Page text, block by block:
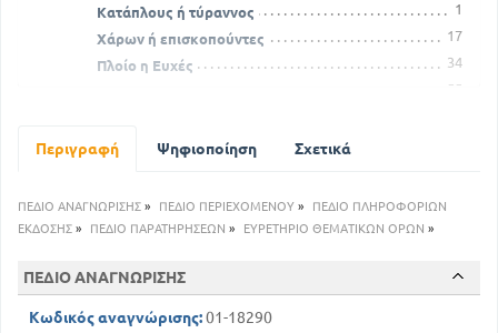
Κατάπλους ή τύραννος
1
Χάρων ή επισκοπούντες
17
Πλοίο η Ευχές
34
55
Εκ των Πλάτωνος διαλόγων
Απολογία Σωκράτους, ηθικός
Κρίτων ή περί δόξης αληθούς και δικαίου, ηθικός
Μενέξενος ή επιτάφιος
166
Εκ των του Πλουτάρχου Χαιρωνέως
Περιγραφή Ψηφιοποίηση Σχετικά
ΠΕΔΙΟ ΑΝΑΓΝΩΡΙΣΗΣ » ΠΕΔΙΟ ΠΕΡΙΕΧΟΜΕΝΟΥ »
ΠΕΔΙΟ ΠΛΗΡΟΦΟΡΙΩΝ
ΕΚΔΟΣΗΣ » ΠΕΔΙΟ ΠΑΡΑΤΗΡΗΣΕΩΝ » ΕΥΡΕΤΗΡΙΟ ΘΕΜΑΤΙΚΩΝ ΟΡΩΝ »
ΠΕΔΙΟ ΑΝΑΓΝΩΡΙΣΗΣ
Κωδικός αναγνώρισης:01-18290